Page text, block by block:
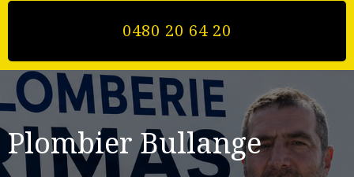
0480 20 64 20
Plombier Bullange